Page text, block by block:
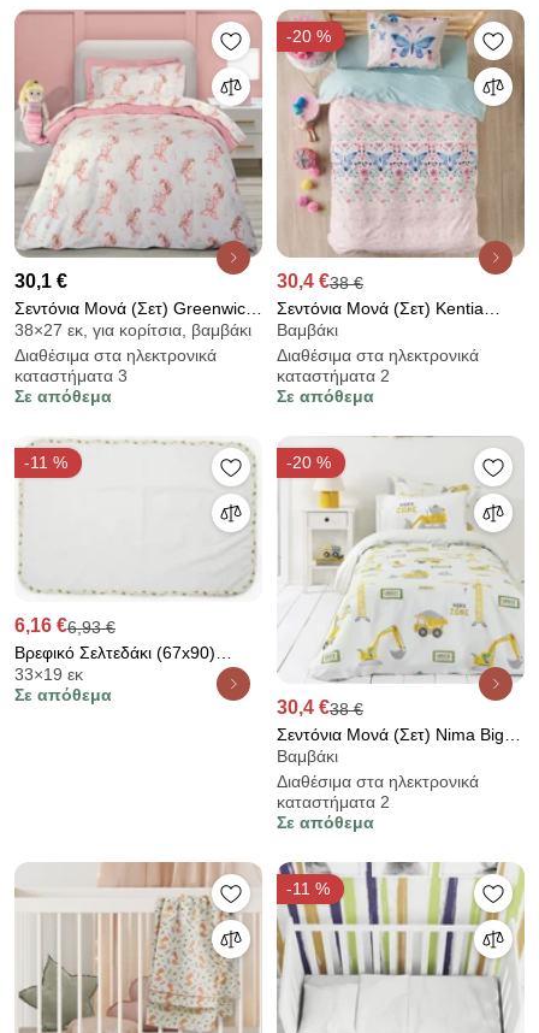
30,1 €
Σεντόνια Μονά (Σετ) Greenwich
Polo Club Junior 8853
38×27 εκ, για κορίτσια, βαμβάκι
Διαθέσιμα στα ηλεκτρονικά
καταστήματα 3
Σε απόθεμα
-20 %
30,4 €38 €
Σεντόνια Μονά (Σετ) Kentia
Versus Pieta
Βαμβάκι
Διαθέσιμα στα ηλεκτρονικά
καταστήματα 2
Σε απόθεμα
-11 %
6,16 €6,93 €
Βρεφικό Σελτεδάκι (67x90)
Dimcol Αδιάβροχο 62 Λευκό/
Πράσινο
33×19 εκ
Σε απόθεμα
-20 %
30,4 €38 €
Σεντόνια Μονά (Σετ) Nima Big
Truck Εκρού Με Λάστιχο
100x200+30
Βαμβάκι
Διαθέσιμα στα ηλεκτρονικά
καταστήματα 2
Σε απόθεμα
-11 %